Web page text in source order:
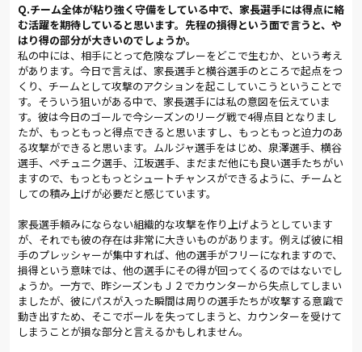
Q.チーム全体が粘り強く守備をしている中で、家長選手には得点に絡
む活躍を期待していると思います。先程の損得という面で言うと、や
はり得の部分が大きいのでしょうか。
私の中には、相手にとって危険なプレーをどこで生むか、という考え
があります。今日で言えば、家長選手と横谷選手のところで起点をつ
くり、チームとして攻撃のアクションを起こしていこうということで
す。そういう狙いがある中で、家長選手には私の意図を伝えていま
す。彼は今日のゴールで今シーズンのリーグ戦で4得点目となりまし
たが、もっともっと得点できると思いますし、もっともっと迫力のあ
る攻撃ができると思います。ムルジャ選手をはじめ、泉澤選手、横谷
選手、ペチュニク選手、江坂選手、まだまだ他にも良い選手たちがい
ますので、もっともっとシュートチャンスができるように、チームと
しての積み上げが必要だと感じています。
家長選手頼みにならない組織的な攻撃を作り上げようとしています
が、それでも彼の存在は非常に大きいものがあります。例えば彼に相
手のプレッシャーが集中すれば、他の選手がフリーになれますので、
損得という意味では、他の選手にその得が回ってくるのではないでし
ょうか。一方で、昨シーズンもＪ２でカウンターから失点してしまい
ましたが、彼にパスが入った瞬間は周りの選手たちが攻撃する意識で
動き出すため、そこでボールを失ってしまうと、カウンターを受けて
しまうことが損な部分と言えるかもしれません。